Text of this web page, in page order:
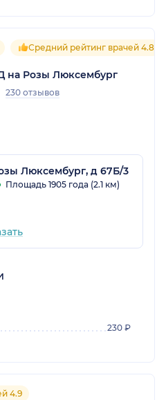
Средний рейтинг врачей 4.8
на Розы Люксембург
230 отзывов
Люксембург, д 67Б/3
Площадь 1905 года (2.1 км)
230 ₽
4.9